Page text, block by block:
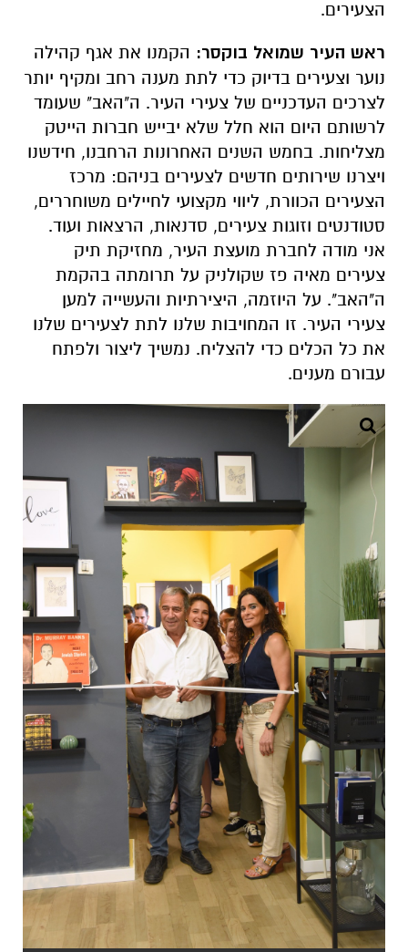
הצעירים.
ראש העיר שמואל בוקסר: הקמנו את אגף קהילה
נוער וצעירים בדיוק כדי לתת מענה רחב ומקיף יותר
לצרכים העדכניים של צעירי העיר. ה"האב" שעומד
לרשותם היום הוא חלל שלא יבייש חברות הייטק
מצליחות. בחמש השנים האחרונות הרחבנו, חידשנו
ויצרנו שירותים חדשים לצעירים בניהם: מרכז
הצעירים הכוורת, ליווי מקצועי לחיילים משוחררים,
סטודנטים וזוגות צעירים, סדנאות, הרצאות ועוד.
אני מודה לחברת מועצת העיר, מחזיקת תיק
צעירים מאיה פז שקולניק על תרומתה בהקמת
ה"האב". על היוזמה, היצירתיות והעשייה למען
צעירי העיר. זו המחויבות שלנו לתת לצעירים שלנו
את כל הכלים כדי להצליח. נמשיך ליצור ולפתח
עבורם מענים.